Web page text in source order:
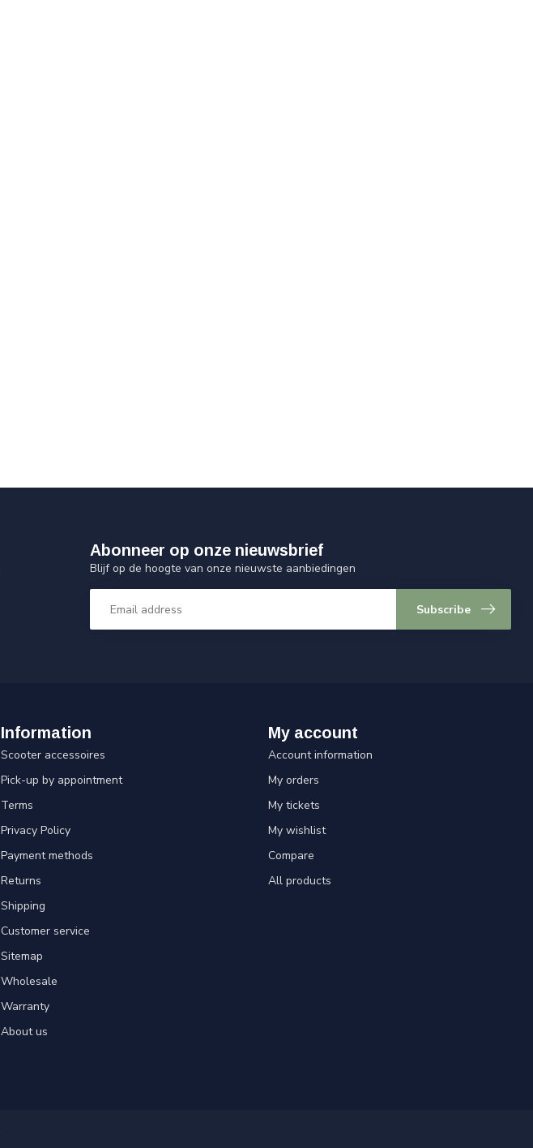
Abonneer op onze nieuwsbrief
Blijf op de hoogte van onze nieuwste aanbiedingen
Subscribe
Information
Scooter accessoires
Pick-up by appointment
Terms
Privacy Policy
Payment methods
Returns
Shipping
Customer service
Sitemap
Wholesale
Warranty
About us
My account
Account information
My orders
My tickets
My wishlist
Compare
All products